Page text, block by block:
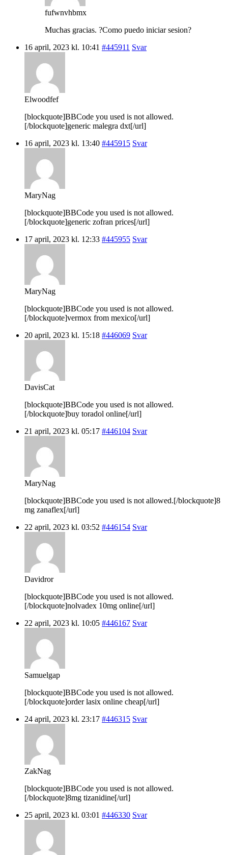
fufwnvhbmx
Muchas gracias. ?Como puedo iniciar sesion?
16 april, 2023 kl. 10:41 #445911 Svar
Elwoodfef
[blockquote]BBCode you used is not allowed.
[/blockquote]generic malegra dxt[/url]
16 april, 2023 kl. 13:40 #445915 Svar
MaryNag
[blockquote]BBCode you used is not allowed.
[/blockquote]generic zofran prices[/url]
17 april, 2023 kl. 12:33 #445955 Svar
MaryNag
[blockquote]BBCode you used is not allowed.
[/blockquote]vermox from mexico[/url]
20 april, 2023 kl. 15:18 #446069 Svar
DavisCat
[blockquote]BBCode you used is not allowed.
[/blockquote]buy toradol online[/url]
21 april, 2023 kl. 05:17 #446104 Svar
MaryNag
[blockquote]BBCode you used is not allowed.[/blockquote]8
mg zanaflex[/url]
22 april, 2023 kl. 03:52 #446154 Svar
Davidror
[blockquote]BBCode you used is not allowed.
[/blockquote]nolvadex 10mg online[/url]
22 april, 2023 kl. 10:05 #446167 Svar
Samuelgap
[blockquote]BBCode you used is not allowed.
[/blockquote]order lasix online cheap[/url]
24 april, 2023 kl. 23:17 #446315 Svar
ZakNag
[blockquote]BBCode you used is not allowed.
[/blockquote]8mg tizanidine[/url]
25 april, 2023 kl. 03:01 #446330 Svar